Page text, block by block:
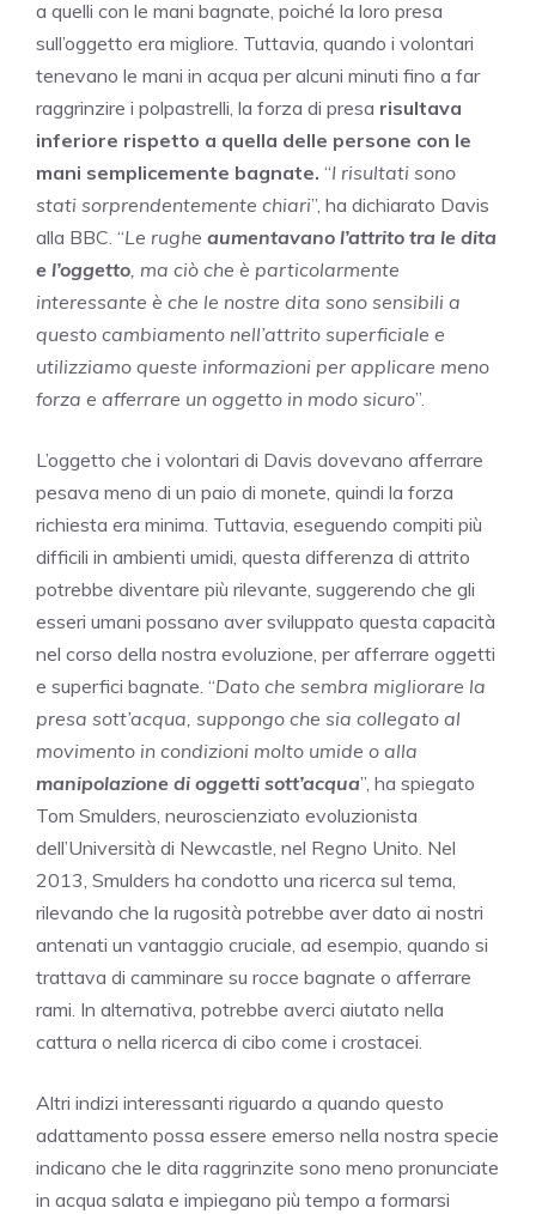
a quelli con le mani bagnate, poiché la loro presa
sull’oggetto era migliore. Tuttavia, quando i volontari
tenevano le mani in acqua per alcuni minuti fino a far
raggrinzire i polpastrelli, la forza di presa risultava
inferiore rispetto a quella delle persone con le
mani semplicemente bagnate. “I risultati sono
stati sorprendentemente chiari”, ha dichiarato Davis
alla BBC. “Le rughe aumentavano l’attrito tra le dita
e l’oggetto , ma ciò che è particolarmente
interessante è che le nostre dita sono sensibili a
questo cambiamento nell’attrito superficiale e
utilizziamo queste informazioni per applicare meno
forza e afferrare un oggetto in modo sicuro”.
L’oggetto che i volontari di Davis dovevano afferrare
pesava meno di un paio di monete, quindi la forza
richiesta era minima. Tuttavia, eseguendo compiti più
difficili in ambienti umidi, questa differenza di attrito
potrebbe diventare più rilevante, suggerendo che gli
esseri umani possano aver sviluppato questa capacità
nel corso della nostra evoluzione, per afferrare oggetti
e superfici bagnate. “Dato che sembra migliorare la
presa sott’acqua, suppongo che sia collegato al
movimento in condizioni molto umide o alla
manipolazione di oggetti sott’acqua”, ha spiegato
Tom Smulders, neuroscienziato evoluzionista
dell’Università di Newcastle, nel Regno Unito. Nel
2013, Smulders ha condotto una ricerca sul tema,
rilevando che la rugosità potrebbe aver dato ai nostri
antenati un vantaggio cruciale, ad esempio, quando si
trattava di camminare su rocce bagnate o afferrare
rami. In alternativa, potrebbe averci aiutato nella
cattura o nella ricerca di cibo come i crostacei.
Altri indizi interessanti riguardo a quando questo
adattamento possa essere emerso nella nostra specie
indicano che le dita raggrinzite sono meno pronunciate
in acqua salata e impiegano più tempo a formarsi